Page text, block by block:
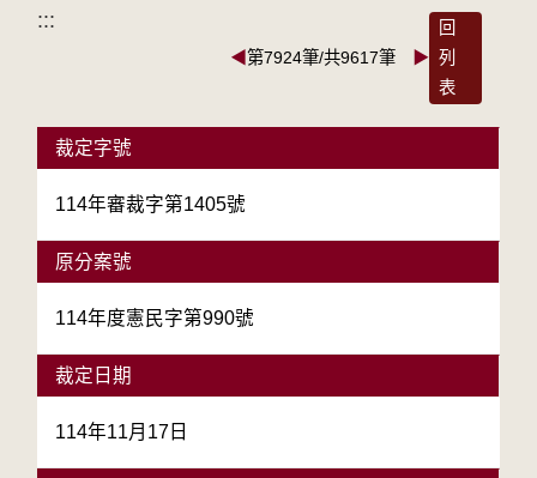
:::
◀第7924筆/共9617筆 ▶
回
列
表
裁定字號
114年審裁字第1405號
原分案號
114年度憲民字第990號
裁定日期
114年11月17日